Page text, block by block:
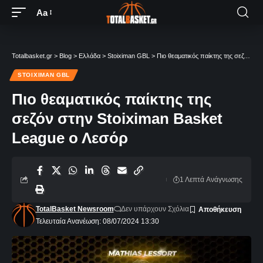
Aa
Totalbasket.gr > Blog > Ελλάδα > Stoiximan GBL > Πιο θεαματικός παίκτης της σεζόν στην Stoiximan Basket League ο Λεσόρ
STOIXIMAN GBL
Πιο θεαματικός παίκτης της
σεζόν στην Stoiximan Basket
League ο Λεσόρ
Τελευταία Ανανέωση: 08/07/2024 13:30
TotalBasket Newsroom Δεν υπάρχουν Σχόλια
1 Λεπτά Aνάγνωσης